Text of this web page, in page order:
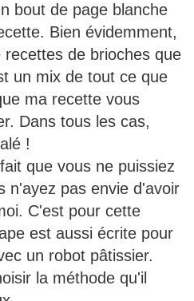
bout de page blanche
Bien évidemment,
de brioches que
un mix de tout ce que
ma recette vous
Dans tous les cas,
!
que vous ne puissiez
n'ayez pas envie d'avoir
C'est pour cette
est aussi écrite pour
un robot pâtissier.
la méthode qu'il